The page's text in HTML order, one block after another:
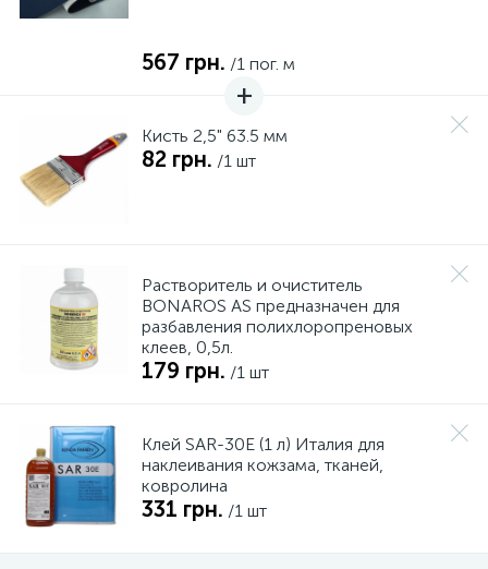
567 грн. /1 пог. м
Кисть 2,5" 63.5 мм
82 грн. /1 шт
Растворитель и очиститель
BONAROS AS предназначен для
разбавления полихлоропреновых
клеев, 0,5л.
179 грн. /1 шт
Клей SAR-30E (1 л) Италия для
наклеивания кожзама, тканей,
ковролина
331 грн. /1 шт